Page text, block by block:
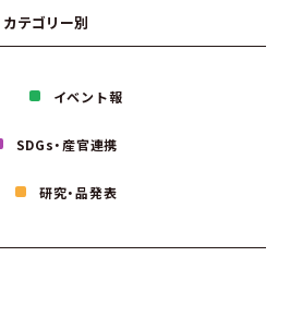
カテゴリー別
イベント報
SDGs・産官連携
研究・品発表